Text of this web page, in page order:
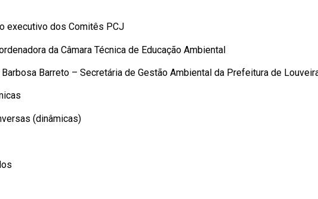
executivo dos Comitês PCJ
da Câmara Técnica de Educação Ambiental
Barreto – Secretária de Gestão Ambiental da Prefeitura de
(dinâmicas)